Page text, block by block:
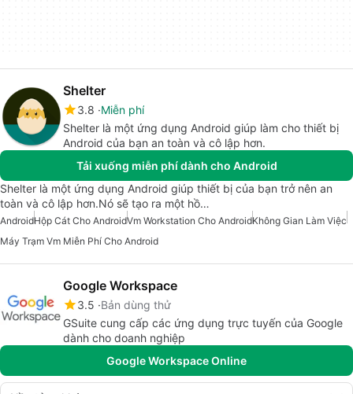
Shelter
3.8 Miễn phí
Shelter là một ứng dụng Android giúp làm cho thiết bị
Android của bạn an toàn và cô lập hơn.
Tải xuống miễn phí dành cho Android
Shelter là một ứng dụng Android giúp thiết bị của bạn trở nên an
toàn và cô lập hơn.Nó sẽ tạo ra một hồ…
AndroidHộp Cát Cho AndroidVm Workstation Cho AndroidKhông Gian Làm Việc
Máy Trạm Vm Miễn Phí Cho Android
Google Workspace
3.5 Bản dùng thử
GSuite cung cấp các ứng dụng trực tuyến của Google
dành cho doanh nghiệp
Google Workspace Online